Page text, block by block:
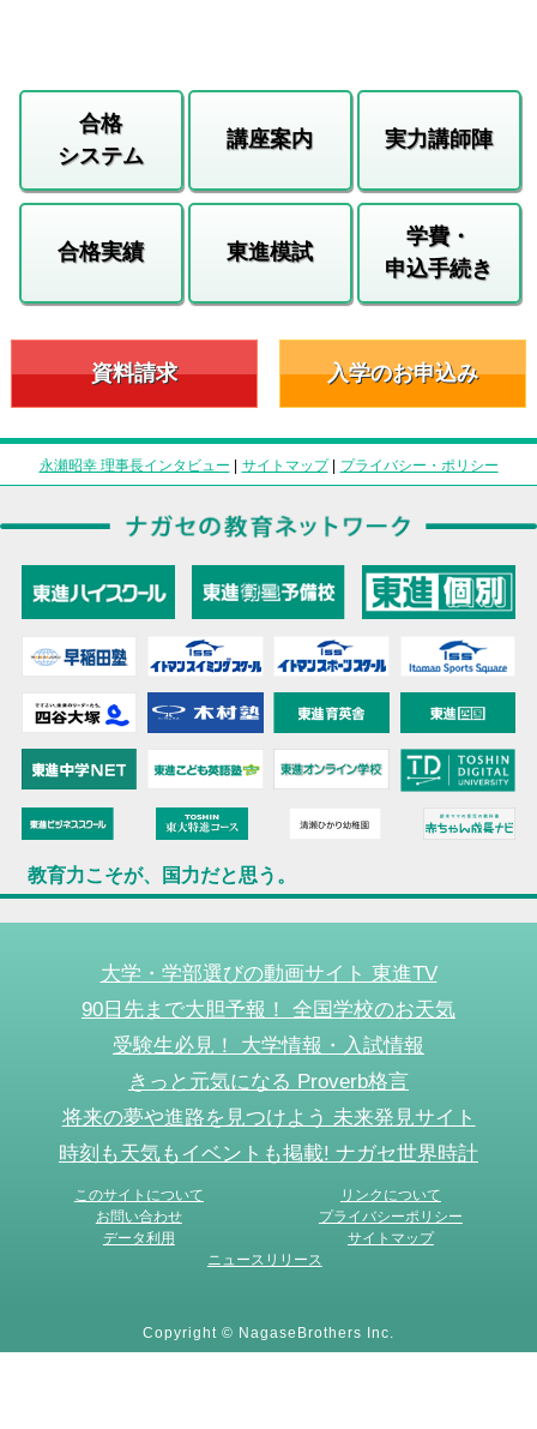
合格
システム
講座案内 実力講師陣
合格実績 東進模試
学費・
申込手続き
資料請求 入学のお申込み
永瀬昭幸 理事長インタビュー | サイトマップ| プライバシー・ポリシー
教育力こそが、国力だと思う。
大学・学部選びの動画サイト 東進TV
90日先まで大胆予報！ 全国学校のお天気
受験生必見！ 大学情報・入試情報
きっと元気になる Proverb格言
将来の夢や進路を見つけよう 未来発見サイト
時刻も天気もイベントも掲載! ナガセ世界時計
このサイトについて
リンクについて
お問い合わせ
プライバシーポリシー
データ利用
サイトマップ
ニュースリリース
Copyright © NagaseBrothers Inc.